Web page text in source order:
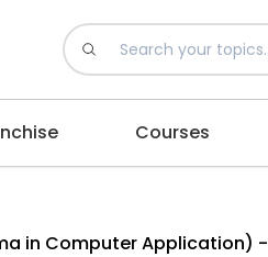
Courses
in Computer Application)